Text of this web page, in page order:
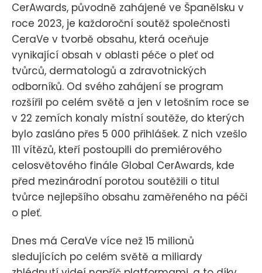
CerAwards, původně zahájené ve Španělsku v
roce 2023, je každoroční soutěž společnosti
CeraVe v tvorbě obsahu, která oceňuje
vynikající obsah v oblasti péče o pleť od
tvůrců, dermatologů a zdravotnických
odborníků. Od svého zahájení se program
rozšířil po celém světě a jen v letošním roce se
v 22 zemích konaly místní soutěže, do kterých
bylo zasláno přes 5 000 přihlášek. Z nich vzešlo
111 vítězů, kteří postoupili do premiérového
celosvětového finále Global CerAwards, kde
před mezinárodní porotou soutěžili o titul
tvůrce nejlepšího obsahu zaměřeného na péči
o pleť.
Dnes má CeraVe více než 15 milionů
sledujících po celém světě a miliardy